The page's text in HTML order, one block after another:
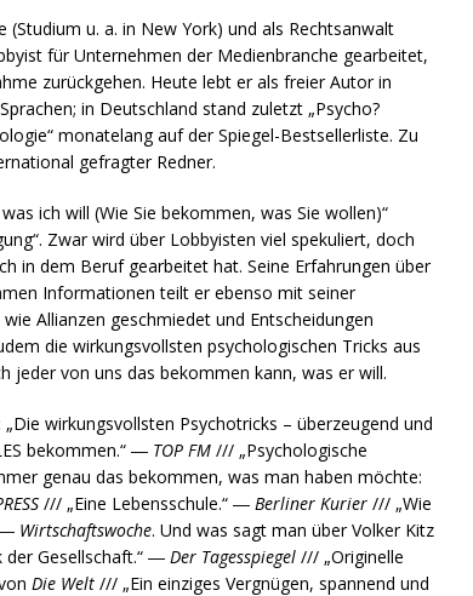
u. a. in New York) und als Rechtsanwalt
für Unternehmen der Medienbranche gearbeitet,
zurückgehen. Heute lebt er als freier Autor in
in Deutschland stand zuletzt „Psycho?
monatelang auf der Spiegel-Bestsellerliste. Zu
gefragter Redner.
ich will (Wie Sie bekommen, was Sie wollen)“
Zwar wird über Lobbyisten viel spekuliert, doch
in dem Beruf gearbeitet hat. Seine Erfahrungen über
Informationen teilt er ebenso mit seiner
Allianzen geschmiedet und Entscheidungen
die wirkungsvollsten psychologischen Tricks aus
jeder von uns das bekommen kann, was er will.
wirkungsvollsten Psychotricks – überzeugend und
bekommen.“ ― TOP FM /// „Psychologische
genau das bekommen, was man haben möchte:
/// „Eine Lebensschule.“ ― Berliner Kurier /// „Wie
― Wirtschaftswoche. Und was sagt man über Volker Kitz
der Gesellschaft.“ ― Der Tagesspiegel /// „Originelle
Die Welt /// „Ein einziges Vergnügen, spannend und